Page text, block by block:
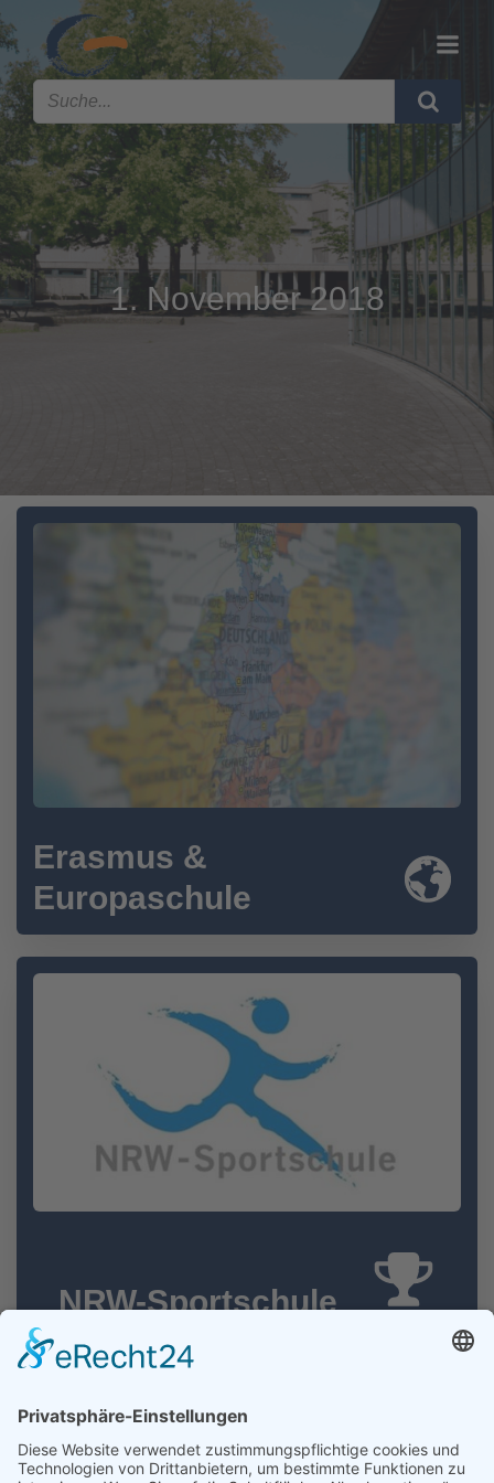
1. November 2018
Erasmus &
Europaschule
NRW-Sportschule